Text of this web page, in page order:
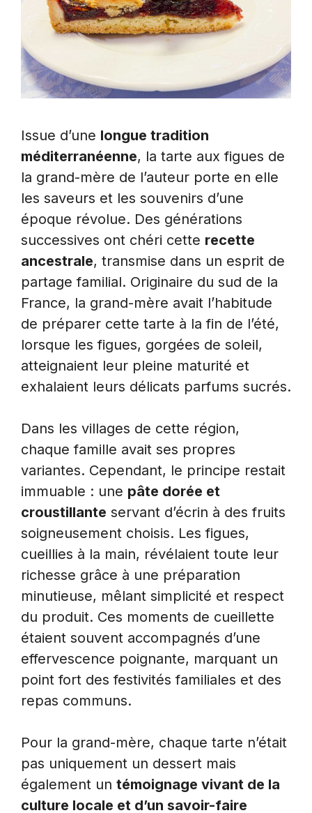
Issue d’une longue tradition
méditerranéenne, la tarte aux figues de
la grand-mère de l’auteur porte en elle
les saveurs et les souvenirs d’une
époque révolue. Des générations
successives ont chéri cette recette
ancestrale, transmise dans un esprit de
partage familial. Originaire du sud de la
France, la grand-mère avait l’habitude
de préparer cette tarte à la fin de l’été,
lorsque les figues, gorgées de soleil,
atteignaient leur pleine maturité et
exhalaient leurs délicats parfums sucrés.
Dans les villages de cette région,
chaque famille avait ses propres
variantes. Cependant, le principe restait
immuable : une pâte dorée et
croustillante servant d’écrin à des fruits
soigneusement choisis. Les figues,
cueillies à la main, révélaient toute leur
richesse grâce à une préparation
minutieuse, mêlant simplicité et respect
du produit. Ces moments de cueillette
étaient souvent accompagnés d’une
effervescence poignante, marquant un
point fort des festivités familiales et des
repas communs.
Pour la grand-mère, chaque tarte n’était
pas uniquement un dessert mais
également un témoignage vivant de la
culture locale et d’un savoir-faire